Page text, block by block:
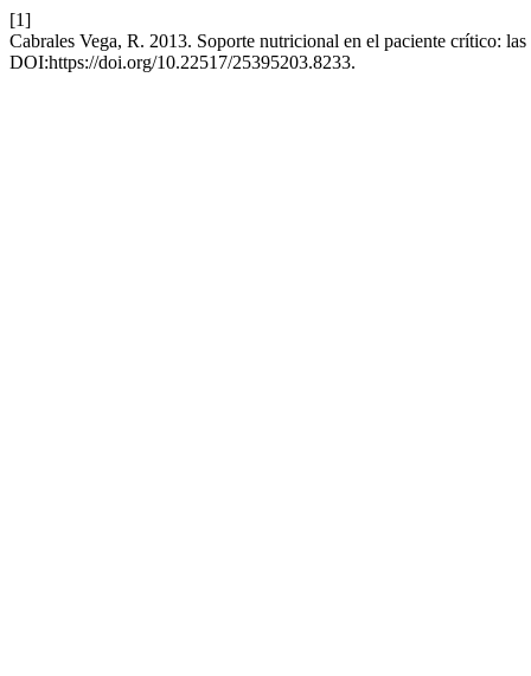
[1]
Cabrales Vega, R. 2013. Soporte nutricional en el paciente crítico:
DOI:https://doi.org/10.22517/25395203.8233.